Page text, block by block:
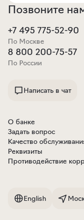
Для договоров
года по 31
PDF
Для договоров,
PDF
Позвоните
+7 495 775-52-90
По Москве
8 800 200-75-57
По России
Написать в чат
О банке
Задать вопрос
Качество
Реквизиты
Противодействие
English